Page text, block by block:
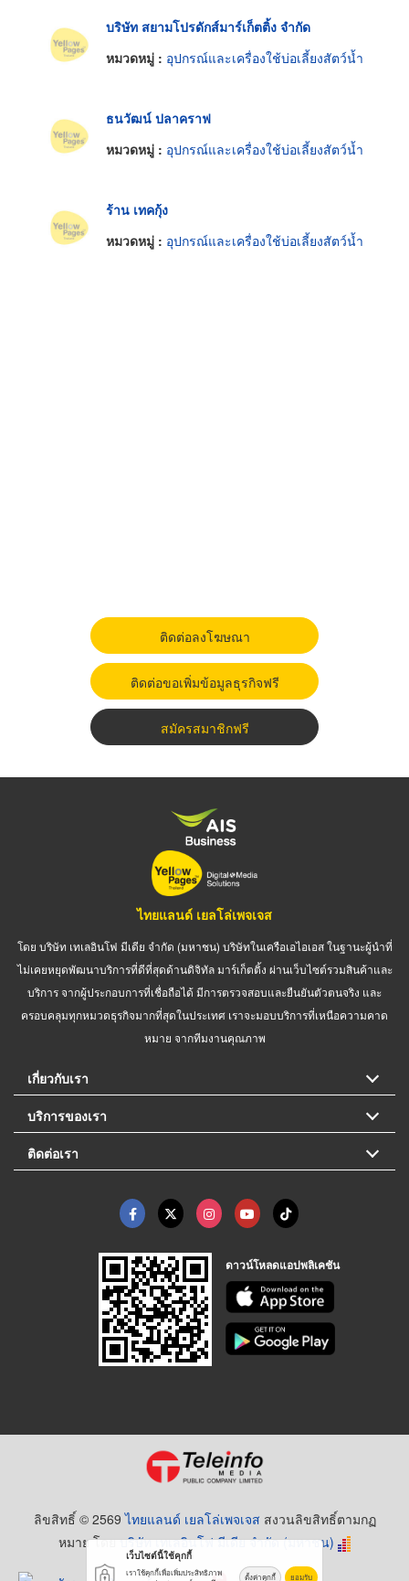
บริษัท สยามโปรดักส์มาร์เก็ตติ้ง จำกัด
หมวดหมู่ : อุปกรณ์และเครื่องใช้บ่อเลี้ยงสัตว์น้ำ
ธนวัฒน์ ปลาคราฟ
หมวดหมู่ : อุปกรณ์และเครื่องใช้บ่อเลี้ยงสัตว์น้ำ
ร้าน เทคกุ้ง
หมวดหมู่ : อุปกรณ์และเครื่องใช้บ่อเลี้ยงสัตว์น้ำ
ติดต่อลงโฆษณา
ติดต่อขอเพิ่มข้อมูลธุรกิจฟรี
สมัครสมาชิกฟรี
ไทยแลนด์ เยลโล่เพจเจส
โดย บริษัท เทเลอินโฟ มีเดีย จำกัด (มหาชน) บริษัทในเครือเอไอเอส ในฐานะผู้นำที่
ไม่เคยหยุดพัฒนาบริการที่ดีที่สุดด้านดิจิทัล มาร์เก็ตติ้ง ผ่านเว็บไซต์รวมสินค้าและ
บริการ จากผู้ประกอบการที่เชื่อถือได้ มีการตรวจสอบและยืนยันตัวตนจริง และ
ครอบคลุมทุกหมวดธุรกิจมากที่สุดในประเทศ เราจะมอบบริการที่เหนือความคาด
หมาย จากทีมงานคุณภาพ
เกี่ยวกับเรา
บริการของเรา
ติดต่อเรา
ดาวน์โหลดแอปพลิเคชัน
ลิขสิทธิ์ © 2569ไทยแลนด์ เยลโล่เพจเจส สงวนลิขสิทธิ์ตามกฏ
หมาย โดยบริษัท เทเลอินโฟ มีเดีย จำกัด (มหาชน)
เว็บไซต์นี้ใช้คุกกี้
เราใช้คุกกี้เพื่อเพิ่มประสิทธิภาพ
ตั้งค่าคุกกี้ ยอมรับ